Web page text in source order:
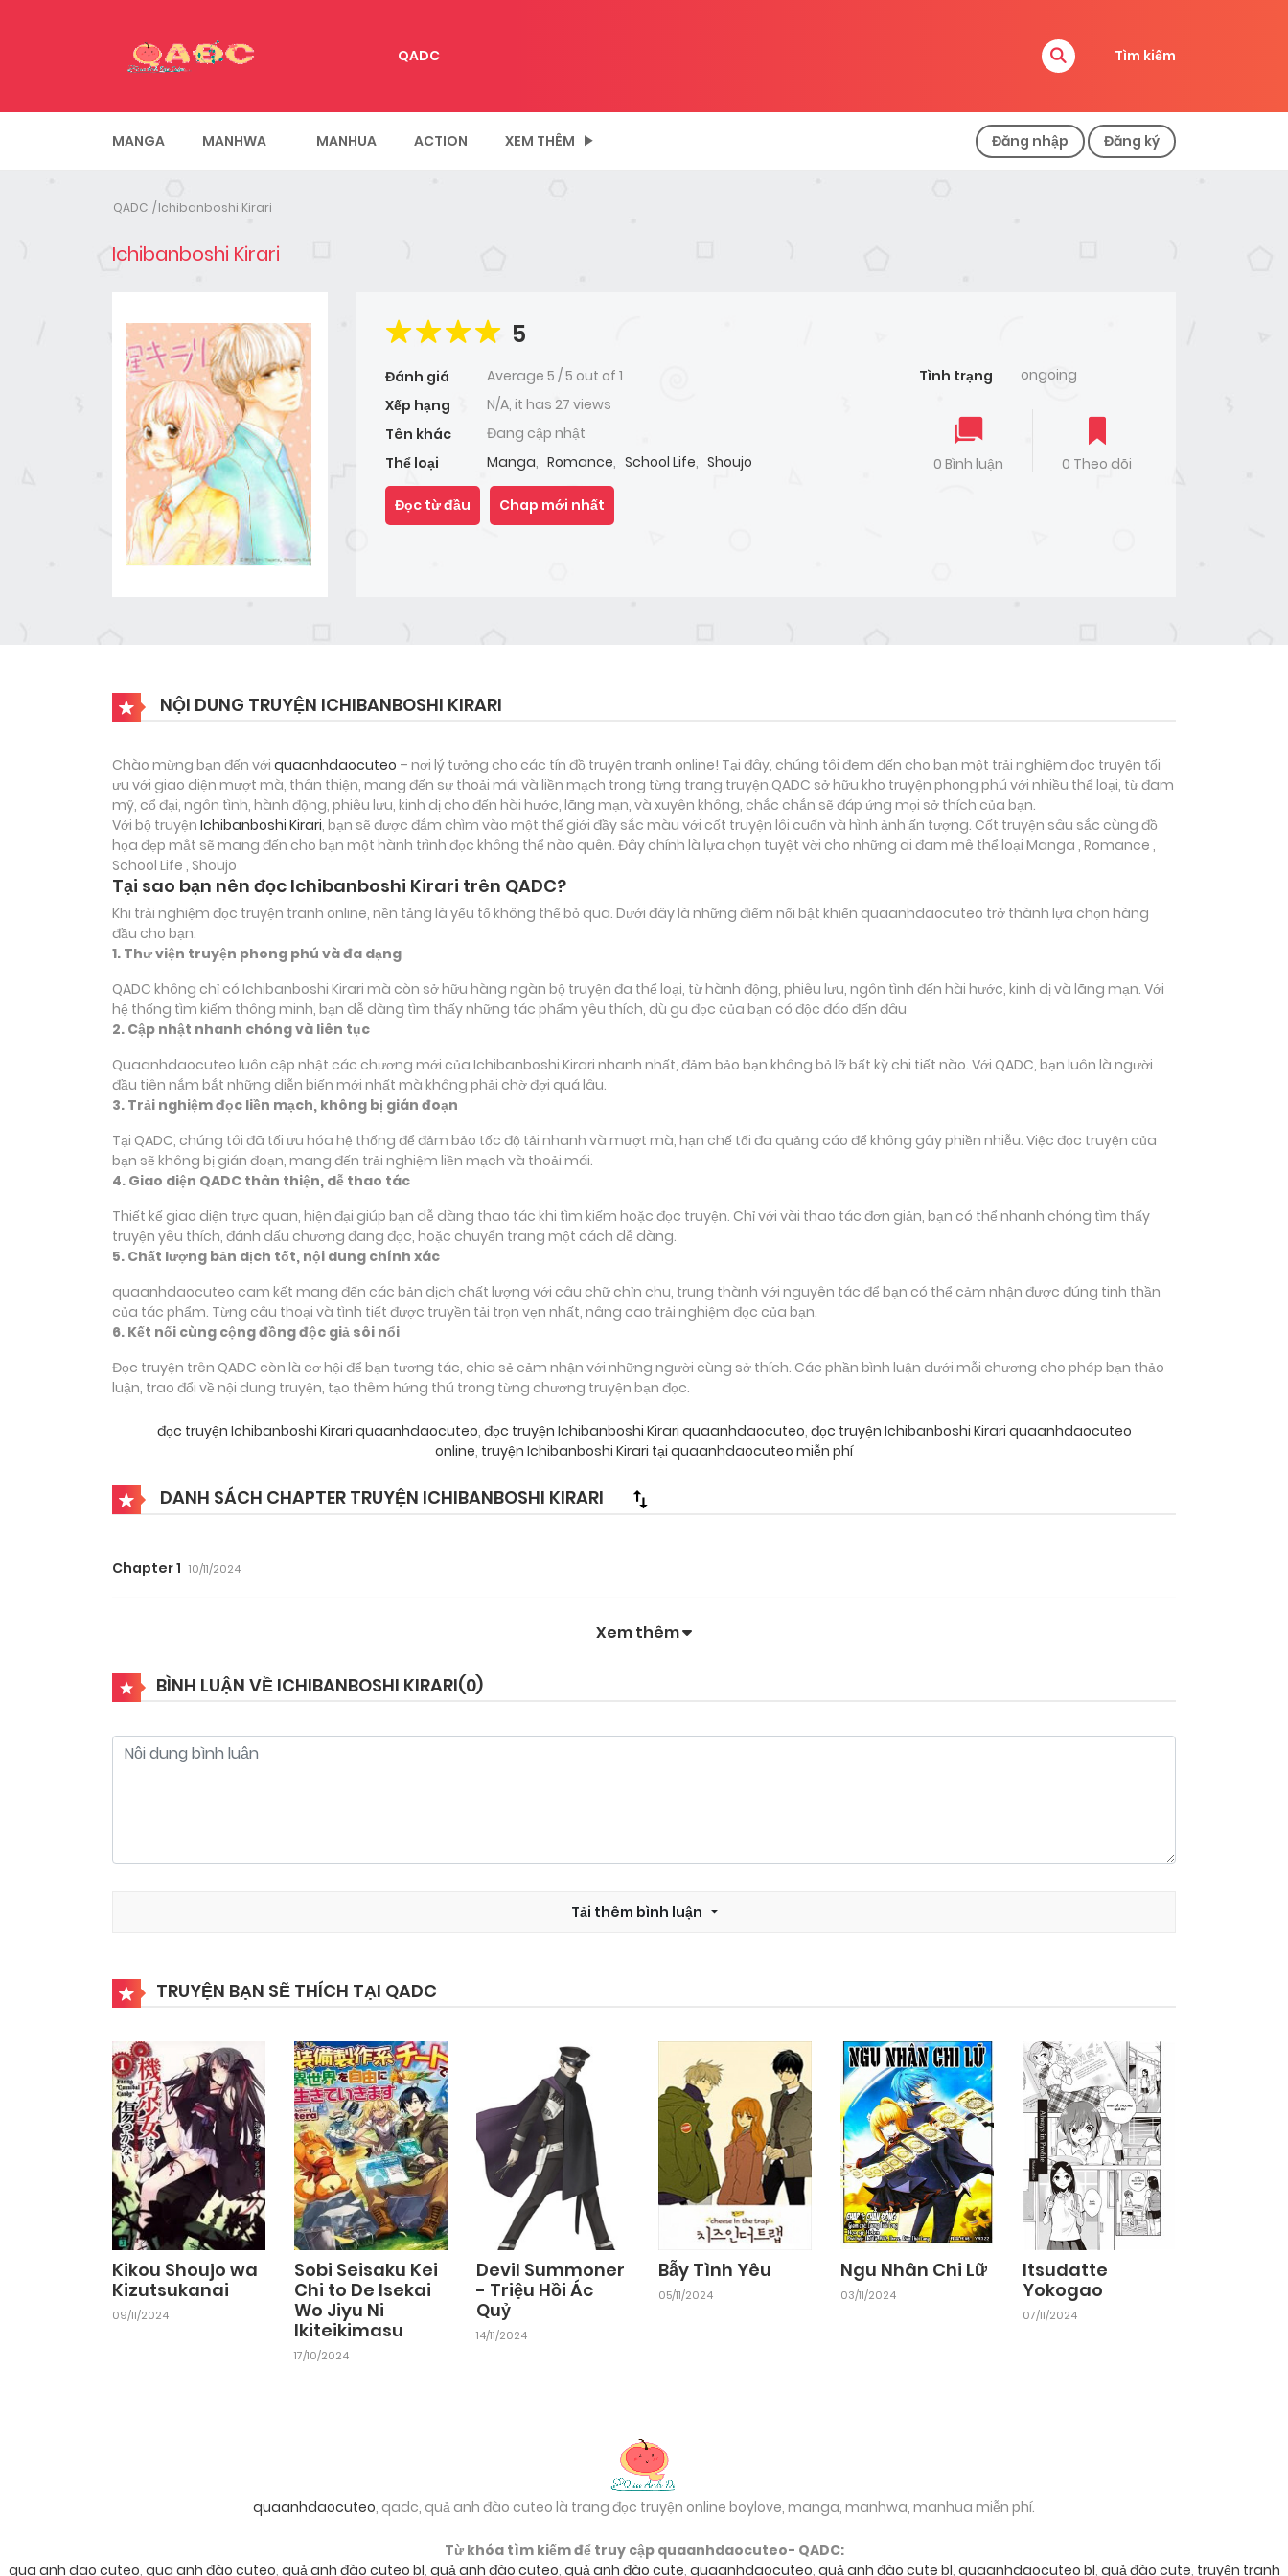
QADC Tìm kiếm
MANGA MANHWA MANHUA ACTION XEM THÊM Đăng nhập Đăng ký
QADC Ichibanboshi Kirari
Ichibanboshi Kirari
5
Đánh giá Average 5 /5 out of 1
Xếp hạng
N/A, it has 27 views
Tên khác
Đang cập nhật
Thể loại
Manga, Romance, School Life, Shoujo
Tình trạng ongoing
0 Bình luận 0 Theo dõi
Đọc từ đầu Chap mới nhất
NỘI DUNG TRUYỆN ICHIBANBOSHI KIRARI
Chào mừng bạn đến với quaanhdaocuteo – nơi lý tưởng cho các tín đồ truyện tranh online! Tại đây, chúng tôi đem đến cho bạn một trải nghiệm đọc truyện tối
ưu với giao diện mượt mà, thân thiện, mang đến sự thoải mái và liền mạch trong từng trang truyện.QADC sở hữu kho truyện phong phú với nhiều thể loại, từ đam
mỹ, cổ đại, ngôn tình, hành động, phiêu lưu, kinh dị cho đến hài hước, lãng mạn, và xuyên không, chắc chắn sẽ đáp ứng mọi sở thích của bạn.
Với bộ truyện Ichibanboshi Kirari, bạn sẽ được đắm chìm vào một thế giới đầy sắc màu với cốt truyện lôi cuốn và hình ảnh ấn tượng. Cốt truyện sâu sắc cùng đồ
họa đẹp mắt sẽ mang đến cho bạn một hành trình đọc không thể nào quên. Đây chính là lựa chọn tuyệt vời cho những ai đam mê thể loại Manga , Romance ,
School Life , Shoujo
Tại sao bạn nên đọc Ichibanboshi Kirari trên QADC?
Khi trải nghiệm đọc truyện tranh online, nền tảng là yếu tố không thể bỏ qua. Dưới đây là những điểm nổi bật khiến quaanhdaocuteo trở thành lựa chọn hàng
đầu cho bạn:
1. Thư viện truyện phong phú và đa dạng
QADC không chỉ có Ichibanboshi Kirari mà còn sở hữu hàng ngàn bộ truyện đa thể loại, từ hành động, phiêu lưu, ngôn tình đến hài hước, kinh dị và lãng mạn. Với
hệ thống tìm kiếm thông minh, bạn dễ dàng tìm thấy những tác phẩm yêu thích, dù gu đọc của bạn có độc đáo đến đâu
2. Cập nhật nhanh chóng và liên tục
Quaanhdaocuteo luôn cập nhật các chương mới của Ichibanboshi Kirari nhanh nhất, đảm bảo bạn không bỏ lỡ bất kỳ chi tiết nào. Với QADC, bạn luôn là người
đầu tiên nắm bắt những diễn biến mới nhất mà không phải chờ đợi quá lâu.
3. Trải nghiệm đọc liền mạch, không bị gián đoạn
Tại QADC, chúng tôi đã tối ưu hóa hệ thống để đảm bảo tốc độ tải nhanh và mượt mà, hạn chế tối đa quảng cáo để không gây phiền nhiễu. Việc đọc truyện của
bạn sẽ không bị gián đoạn, mang đến trải nghiệm liền mạch và thoải mái.
4. Giao diện QADC thân thiện, dễ thao tác
Thiết kế giao diện trực quan, hiện đại giúp bạn dễ dàng thao tác khi tìm kiếm hoặc đọc truyện. Chỉ với vài thao tác đơn giản, bạn có thể nhanh chóng tìm thấy
truyện yêu thích, đánh dấu chương đang đọc, hoặc chuyển trang một cách dễ dàng.
5. Chất lượng bản dịch tốt, nội dung chính xác
quaanhdaocuteo cam kết mang đến các bản dịch chất lượng với câu chữ chỉn chu, trung thành với nguyên tác để bạn có thể cảm nhận được đúng tinh thần
của tác phẩm. Từng câu thoại và tình tiết được truyền tải trọn vẹn nhất, nâng cao trải nghiệm đọc của bạn.
6. Kết nối cùng cộng đồng độc giả sôi nổi
Đọc truyện trên QADC còn là cơ hội để bạn tương tác, chia sẻ cảm nhận với những người cùng sở thích. Các phần bình luận dưới mỗi chương cho phép bạn thảo
luận, trao đổi về nội dung truyện, tạo thêm hứng thú trong từng chương truyện bạn đọc.
đọc truyện Ichibanboshi Kirari quaanhdaocuteo, đọc truyện Ichibanboshi Kirari quaanhdaocuteo, đọc truyện Ichibanboshi Kirari quaanhdaocuteo
online, truyện Ichibanboshi Kirari tại quaanhdaocuteo miễn phí
DANH SÁCH CHAPTER TRUYỆN ICHIBANBOSHI KIRARI
Chapter 1 10/11/2024
Xem thêm
BÌNH LUẬN VỀ ICHIBANBOSHI KIRARI(0)
Tải thêm bình luận
TRUYỆN BẠN SẼ THÍCH TẠI QADC
Kikou Shoujo wa
Kizutsukanai
09/11/2024
Sobi Seisaku Kei
Chi to De Isekai
Wo Jiyu Ni
Ikiteikimasu
17/10/2024
Devil Summoner
- Triệu Hồi Ác
Quỷ
14/11/2024
Bẫy Tình Yêu
05/11/2024
Ngu Nhân Chi Lữ
03/11/2024
Itsudatte
Yokogao
07/11/2024
quaanhdaocuteo, qadc, quả anh đào cuteo là trang đọc truyện online boylove, manga, manhwa, manhua miễn phí.
Từ khóa tìm kiếm để truy cập quaanhdaocuteo- QADC:
qua anh dao cuteo, qua anh đào cuteo, quả anh đào cuteo bl, quả anh đào cuteo, quả anh đào cute, quaanhdaocuteo, quả anh đào cute bl, quaanhdaocuteo bl, quả đào cute, truyện tranh